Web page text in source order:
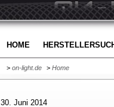
HOME
> on-light.de > Home
30. Juni 2014